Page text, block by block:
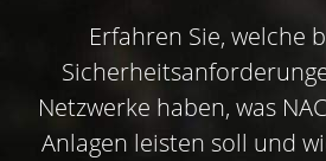
Erfahren Sie, welche
Netzwerke haben, was
Anlagen leisten soll und